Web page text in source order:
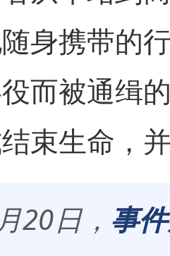
身携带的
而被通缉
束生命，
20日， 事